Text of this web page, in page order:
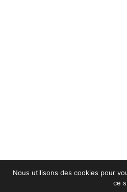
Nous utilisons des cookies pour
ce